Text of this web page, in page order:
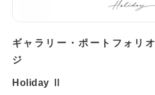
ギャラリー・ポートフォリオ
ジ
Holiday Ⅱ